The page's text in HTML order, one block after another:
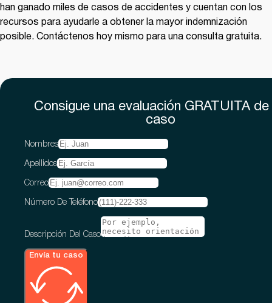
han ganado miles de casos de accidentes y cuentan con los
recursos para ayudarle a obtener la mayor indemnización
posible. Contáctenos hoy mismo para una consulta gratuita.
Consigue una evaluación GRATUITAde
caso
Nombres
Apellidos
Correo
Número De Teléfono
Descripción Del Caso
Envía tu caso